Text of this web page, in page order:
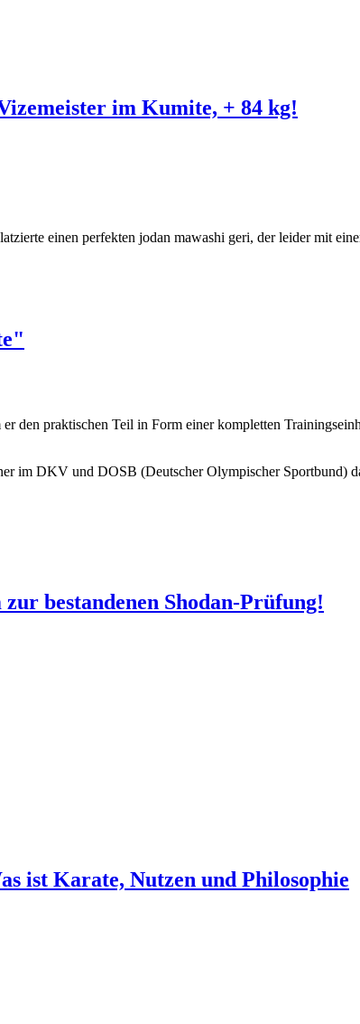
im Kumite, + 84 kg!
einen perfekten jodan mawashi geri, der leider mit
er den praktischen Teil in Form einer kompletten
im DKV und DOSB (Deutscher Olympischer Sportbund)
bestandenen Shodan-Prüfung!
ist Karate, Nutzen und Philosophie